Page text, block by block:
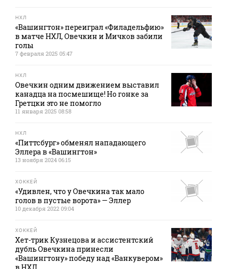
НХЛ
«Вашингтон» переиграл «Филадельфию»
в матче НХЛ, Овечкин и Мичков забили
голы
7 февраля 2025 05:47
НХЛ
Овечкин одним движением выставил
канадца на посмешище! Но гонке за
Гретцки это не помогло
11 января 2025 08:58
НХЛ
«Питтсбург» обменял нападающего
Эллера в «Вашингтон»
13 ноября 2024 06:15
ХОККЕЙ
«Удивлен, что у Овечкина так мало
голов в пустые ворота» — Эллер
10 декабря 2022 09:04
ХОККЕЙ
Хет-трик Кузнецова и ассистентский
дубль Овечкина принесли
«Вашингтону» победу над «Ванкувером»